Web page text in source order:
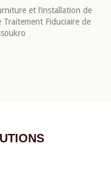
et l’installation de
Fiduciaire de